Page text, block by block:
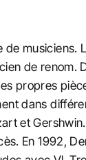
de
de
propres
dans
et
En 1992,